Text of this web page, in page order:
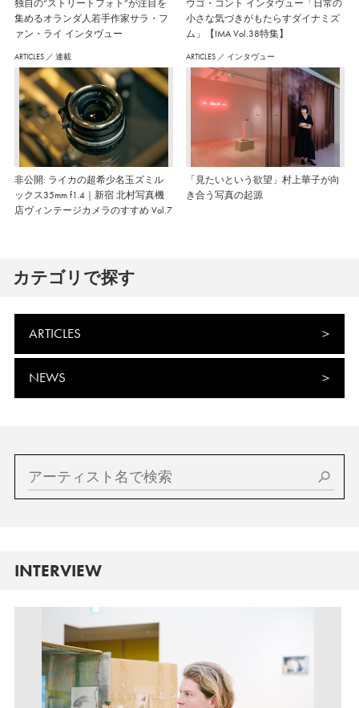
独自の“ストリートフォト”が注目を
集めるオランダ人若手作家サラ・フ
ァン・ライ インタヴュー
ウゴ・コント インタヴュー「日常の
小さな気づきがもたらすダイナミズ
ム」【IMA Vol.38特集】
ARTICLES ／ 連載
非公開: ライカの超希少名玉ズミル
ックス35mm f1.4｜新宿 北村写真機
店ヴィンテージカメラのすすめ Vol.7
ARTICLES ／ インタヴュー
「見たいという欲望」村上華子が向
き合う写真の起源
カテゴリで探す
ARTICLES
NEWS
INTERVIEW